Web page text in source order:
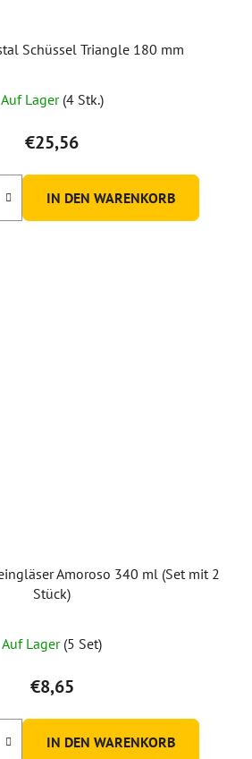
Schüssel Triangle 180 mm
Auf Lager (4 Stk.)
€25,56
IN DEN WARENKORB
Amoroso 340 ml (Set mit 2
Stück)
Auf Lager (5 Set)
€8,65
IN DEN WARENKORB